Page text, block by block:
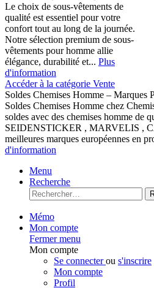
Le choix de sous-vêtements de
qualité est essentiel pour votre
confort tout au long de la journée.
Notre sélection premium de sous-
vêtements pour homme allie
élégance, durabilité et... Plus
d'information
Accéder à la catégorie Vente
Soldes Chemises Homme – Marques
Soldes Chemises Homme chez
soldes avec des chemises homme de
SEIDENSTICKER , MARVELIS ,
meilleures marques européennes en
d'information
Menu
Recherche
Mémo
Mon compte
Fermer menu
Mon compte
Se connecterou s'inscrire
Mon compte
Profil